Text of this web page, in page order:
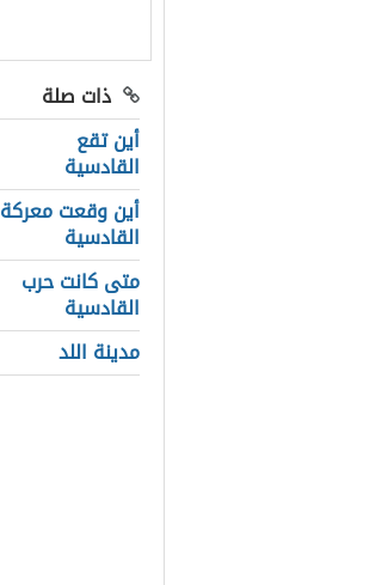
ذات صلة
أين تقع
القادسية
أين وقعت معركة
القادسية
متى كانت حرب
القادسية
مدينة اللد